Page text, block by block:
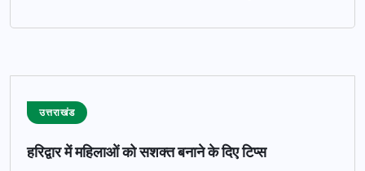
उत्तराखंड
हरिद्वार में महिलाओं को सशक्त बनाने के दिए टिप्स